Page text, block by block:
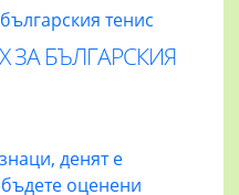
ЗА БЪЛГАРСКИЯ